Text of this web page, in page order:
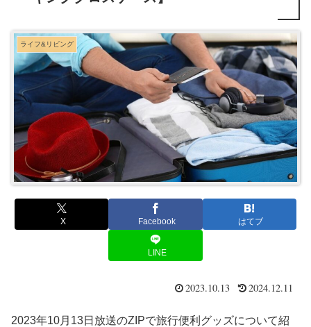
ライフ&リビング
X Facebook はてブ
LINE
2023.10.13 2024.12.11
2023年10月13日放送のZIPで旅行便利グッズについて紹